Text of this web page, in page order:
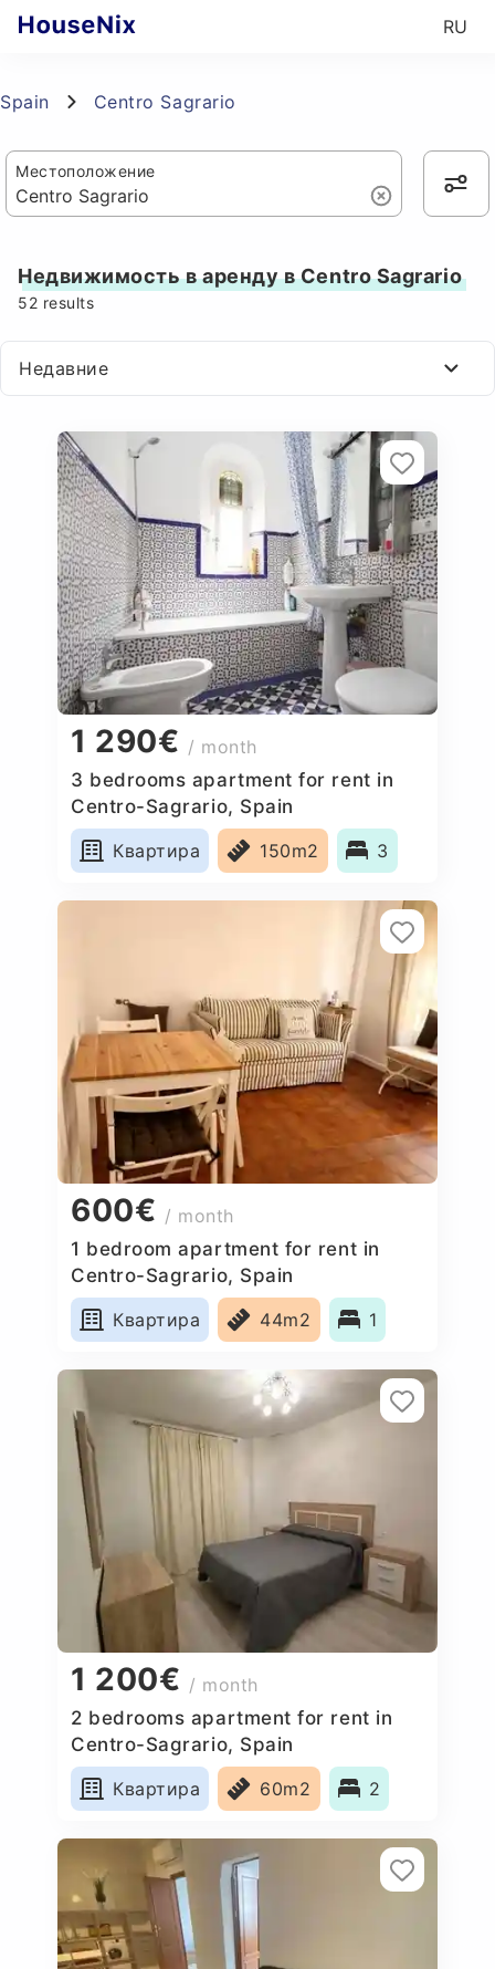
RU
Spain Centro Sagrario
Местоположение
Недвижимость в аренду в Centro Sagrario
52 results
Недавние
1 290€ / month
3 bedrooms apartment for rent in
Centro-Sagrario, Spain
Квартира
150m2 3
600€ / month
1 bedroom apartment for rent in
Centro-Sagrario, Spain
Квартира
44m2 1
1 200€ / month
2 bedrooms apartment for rent in
Centro-Sagrario, Spain
Квартира
60m2 2